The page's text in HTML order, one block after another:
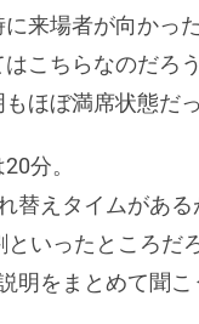
来場者が向かっ
こちらなのだろう
ほぼ満席状態だっ
分。
替えタイムがある
いったところだろ
をまとめて聞こ